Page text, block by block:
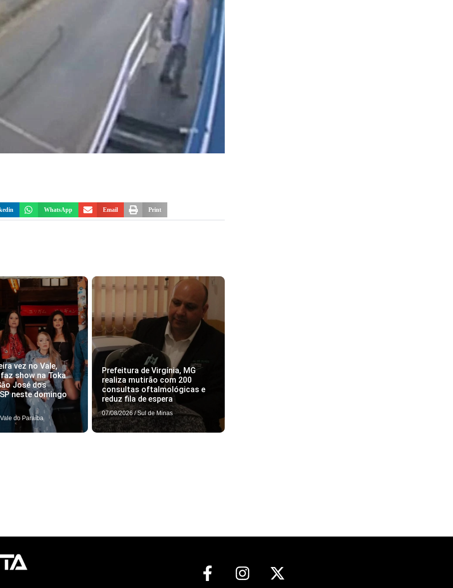
WhatsApp Email Print
vez no Vale,
show na Toka
José dos
neste domingo
Vale do Paraíba
Prefeitura de Virgínia, MG
realiza mutirão com 200
consultas oftalmológicas e
reduz fila de espera
07/08/2026 / Sul de Minas